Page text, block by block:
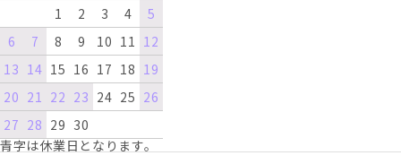
1
2 3 4
5
6
7 8 9 10 11 12
13 14 15 16 17 18 19
20 21 22 23 24 25 26
27 28 29 30
青字は休業日となります。